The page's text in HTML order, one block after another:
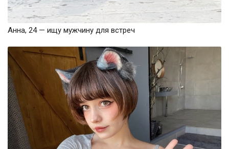
Анна, 24 — ищу мужчину для встреч